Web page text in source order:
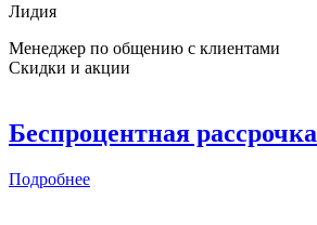
Лидия
Менеджер по общению с клиентами
Скидки и акции
Беспроцентная рассрочка
Подробнее